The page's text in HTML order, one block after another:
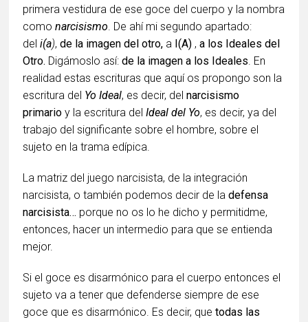
primera vestidura de ese goce del cuerpo y la nombra
comonarcisismo. De ahí mi segundo apartado:
deli(a),de la imagen del otro, a I(A) ,a los Ideales del
Otro. Digámoslo así:de la imagen a los Ideales. En
realidad estas escrituras que aquí os propongo son la
escritura del Yo Ideal, es decir, delnarcisismo
primario y la escritura delIdeal del Yo, es decir, ya del
trabajo del significante sobre el hombre, sobre el
sujeto en la trama edípica.
La matriz del juego narcisista, de la integración
narcisista, o también podemos decir de ladefensa
narcisista… porque no os lo he dicho y permitidme,
entonces, hacer un intermedio para que se entienda
mejor.
Si el goce es disarmónico para el cuerpo entonces el
sujeto va a tener que defenderse siempre de ese
goce que es disarmónico. Es decir, quetodas las